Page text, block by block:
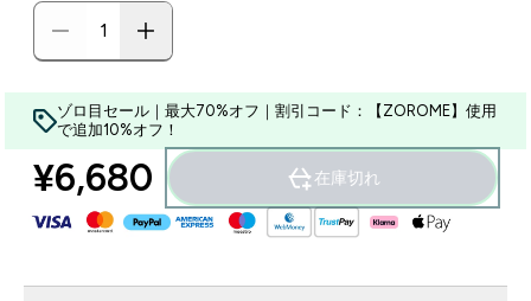
ゾロ目セール｜最大70%オフ｜割引コード：【ZOROME】使用
で追加10%オフ！
¥6,680‎ 在庫切れ